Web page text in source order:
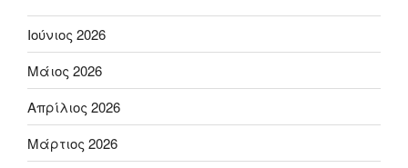
Ιούνιος 2026
Μάιος 2026
Απρίλιος 2026
Μάρτιος 2026